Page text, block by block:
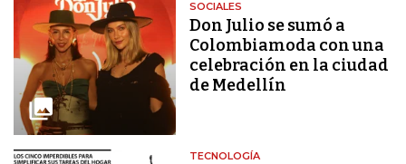
SOCIALES
Don Julio se sumó a
Colombiamoda con una
celebración en la ciudad
de Medellín
TECNOLOGÍA